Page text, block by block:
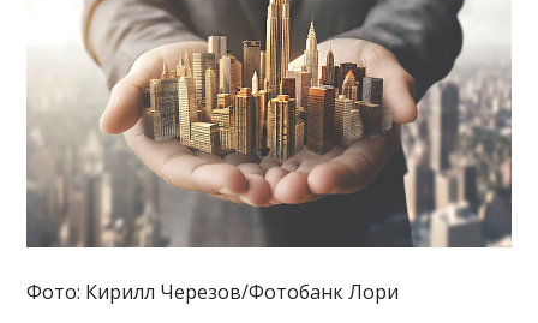
Фото: Кирилл Черезов/Фотобанк Лори